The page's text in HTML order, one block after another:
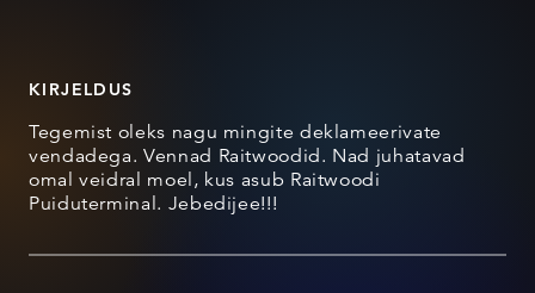
KIRJELDUS
Tegemist oleks nagu mingite deklameerivate
vendadega. Vennad Raitwoodid. Nad juhatavad
omal veidral moel, kus asub Raitwoodi
Puiduterminal. Jebedijee!!!